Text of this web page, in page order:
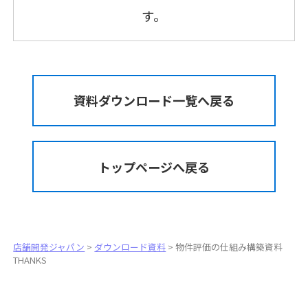
す。
資料ダウンロード一覧へ戻る
トップページへ戻る
店舗開発ジャパン > ダウンロード資料 >物件評価の仕組み構築資料
THANKS